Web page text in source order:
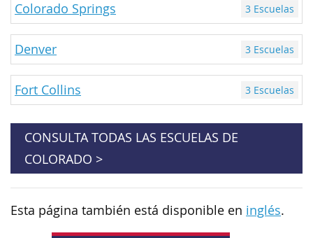
Colorado Springs 3 Escuelas
Denver 3 Escuelas
Fort Collins 3 Escuelas
CONSULTA TODAS LAS ESCUELAS DE
COLORADO >
Esta página también está disponible en inglés.